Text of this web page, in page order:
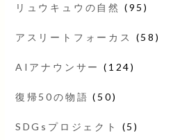
リュウキュウの自然 (95)
アスリートフォーカス (58)
AIアナウンサー (124)
復帰50の物語 (50)
SDGsプロジェクト (5)